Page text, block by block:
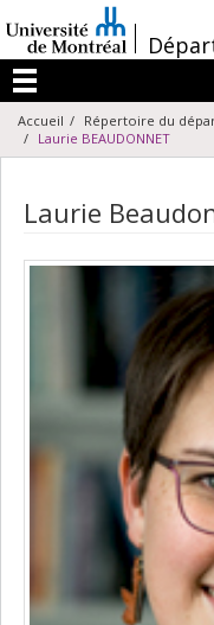
au
contenu
/
Menu
Accueil Répertoire du
Laurie BEAUDONNET
Laurie